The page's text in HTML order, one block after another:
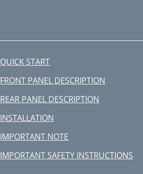
QUICK START
FRONT PANEL DESCRIPTION
REAR PANEL DESCRIPTION
INSTALLATION
IMPORTANT NOTE
IMPORTANT SAFETY INSTRUCTIONS